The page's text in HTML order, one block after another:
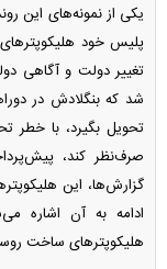
شد که بنگلادش در
تحویل بگیرد، با خطر
صرف‌نظر کند،
گزارش‌ها، این
ادامه به آن اشاره
هلیکوپتر‌های ساخت